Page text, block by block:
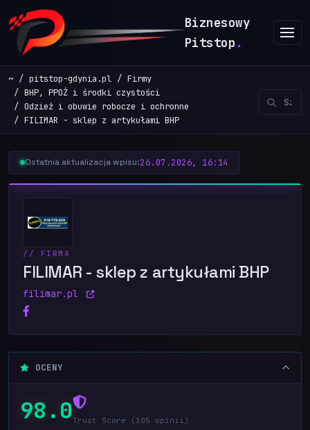
Biznesowy
Pitstop .
~ pitstop-gdynia.pl
Firmy
BHP, PPOŻ i środki czystości
Odzież i obuwie robocze i ochronne
FILIMAR - sklep z artykułami BHP
Ostatnia aktualizacja wpisu:26.07.2026, 16:14
// FIRMA
FILIMAR - sklep z artykułami BHP
filimar.pl
OCENY
98.0 Trust Score (105 opinii)